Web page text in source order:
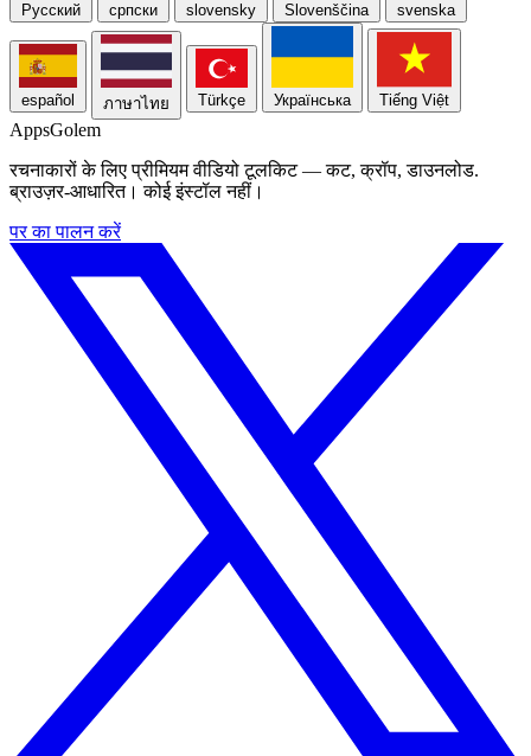
Русский српски slovensky Slovenščina svenska
español ภาษาไทย Türkçe Українська Tiếng Việt
AppsGolem
रचनाकारों के लिए प्रीमियम वीडियो टूलकिट — कट, क्रॉप, डाउनलोड.
ब्राउज़र-आधारित। कोई इंस्टॉल नहीं।
पर का पालन करें